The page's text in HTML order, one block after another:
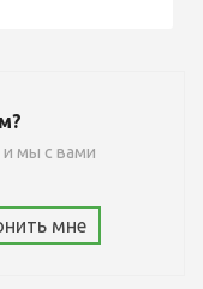
мы с вами
мне